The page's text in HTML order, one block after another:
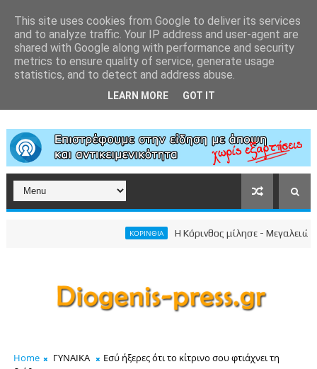
ΚΟΡΙΝΘΙΑ Η Κόρινθος μίλησε - Μεγαλειώδης
Home ΓΥΝΑΙΚΑ
Εσύ ήξερες ότι το κίτρινο σου φτιάχνει τη
This site uses cookies from Google to deliver its services
and to analyze traffic. Your IP address and user-agent are
shared with Google along with performance and security
metrics to ensure quality of service, generate usage
statistics, and to detect and address abuse.
LEARN MORE GOT IT